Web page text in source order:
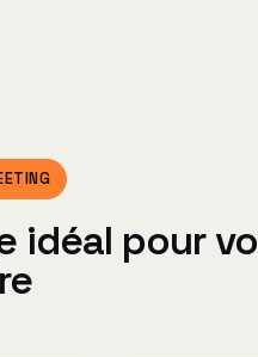
idéal pour